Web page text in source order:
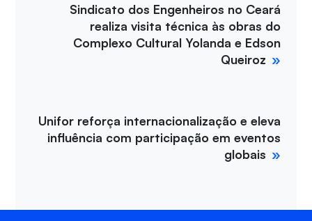
Sindicato dos Engenheiros no Ceará
realiza visita técnica às obras do
Complexo Cultural Yolanda e Edson
Queiroz
Unifor reforça internacionalização e eleva
influência com participação em eventos
globais